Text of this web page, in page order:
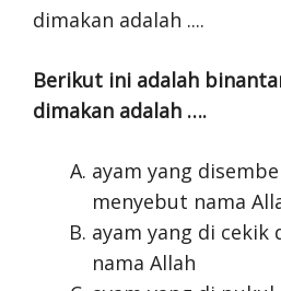
Berikut ini adalah
dimakan adalah ….
ayam yang
menyebut nama
ayam yang di cekik
nama Allah